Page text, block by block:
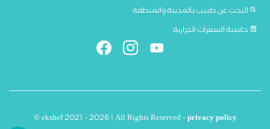
البحث عن طبيب بالمدينة والمنطقة
حاسبة السعرات الحرارية
© ekshef 2021 - 2026 | All Rights Reserved -privacy policy